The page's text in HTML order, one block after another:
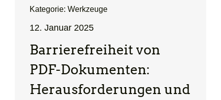
Kategorie: Werkzeuge
12. Januar 2025
Barriere­freiheit von
PDF-Dokumenten:
Heraus­forder­ungen und